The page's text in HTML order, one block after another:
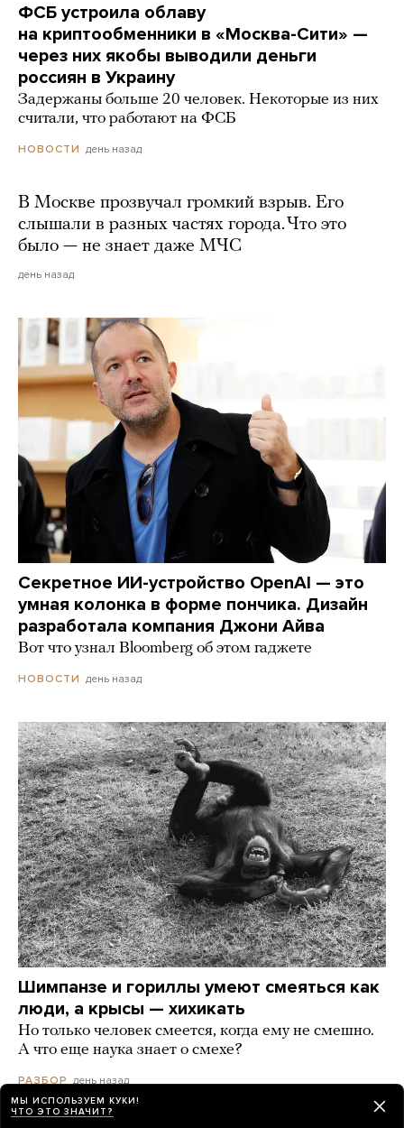
ФСБ устроила облаву
на криптообменники в «Москва-Сити» —
через них якобы выводили деньги
россиян в Украину
Задержаны больше 20 человек. Некоторые из них
считали, что работают на ФСБ
НОВОСТИ день назад
В Москве прозвучал громкий взрыв. Его
слышали в разных частях города. Что это
было — не знает даже МЧС
день назад
Секретное ИИ-устройство OpenAI — это
умная колонка в форме пончика. Дизайн
разработала компания Джони Айва
Вот что узнал Bloomberg об этом гаджете
НОВОСТИ день назад
Шимпанзе и гориллы умеют смеяться как
люди, а крысы — хихикать
Но только человек смеется, когда ему не смешно.
А что еще наука знает о смехе?
РАЗБОР день назад
МЫ ИСПОЛЬЗУЕМ КУКИ!
ЧТО ЭТО ЗНАЧИТ?